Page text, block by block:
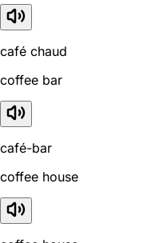
café chaud
coffee bar
café-bar
coffee house